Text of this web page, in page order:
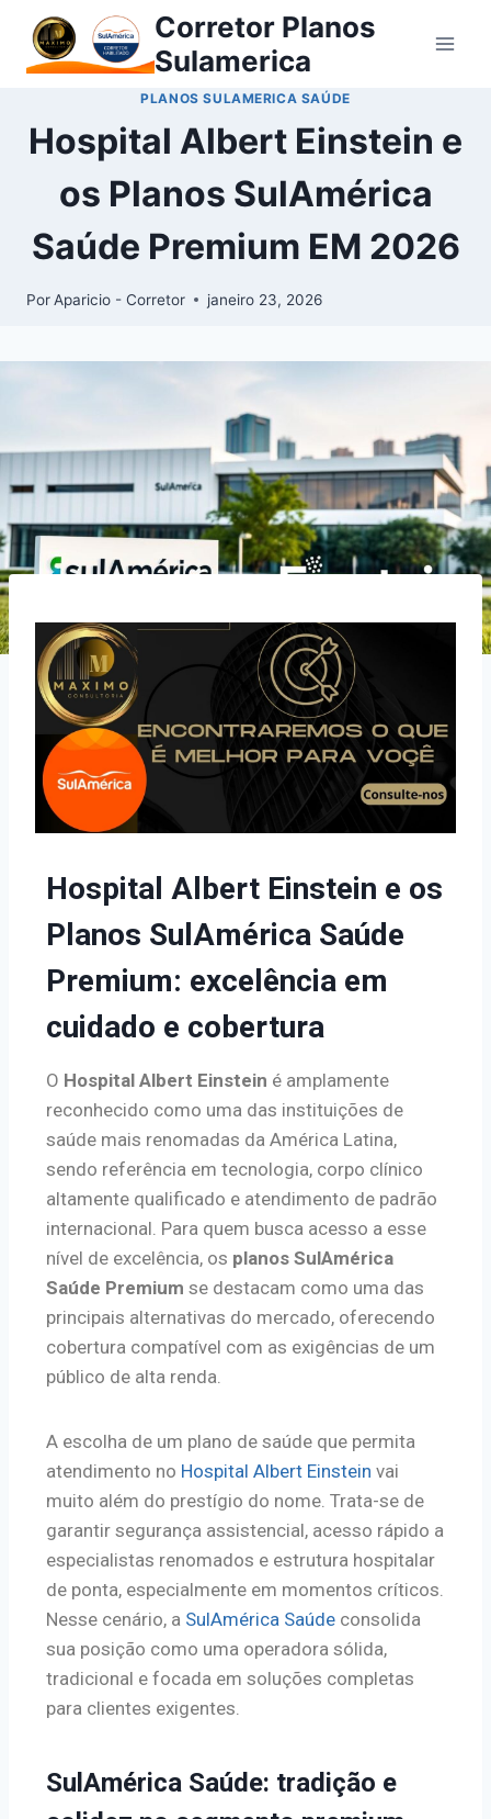
Corretor Planos
Sulamerica
PLANOS SULAMERICA SAÚDE
Hospital Albert Einstein e
os Planos SulAmérica
Saúde Premium EM 2026
Por Aparicio - Corretor janeiro 23, 2026
Hospital Albert Einstein e os
Planos SulAmérica Saúde
Premium: excelência em
cuidado e cobertura
O Hospital Albert Einstein é amplamente
reconhecido como uma das instituições de
saúde mais renomadas da América Latina,
sendo referência em tecnologia, corpo clínico
altamente qualificado e atendimento de padrão
internacional. Para quem busca acesso a esse
nível de excelência, os planos SulAmérica
Saúde Premium se destacam como uma das
principais alternativas do mercado, oferecendo
cobertura compatível com as exigências de um
público de alta renda.
A escolha de um plano de saúde que permita
atendimento no Hospital Albert Einstein vai
muito além do prestígio do nome. Trata-se de
garantir segurança assistencial, acesso rápido a
especialistas renomados e estrutura hospitalar
de ponta, especialmente em momentos críticos.
Nesse cenário, a SulAmérica Saúde consolida
sua posição como uma operadora sólida,
tradicional e focada em soluções completas
para clientes exigentes.
SulAmérica Saúde: tradição e